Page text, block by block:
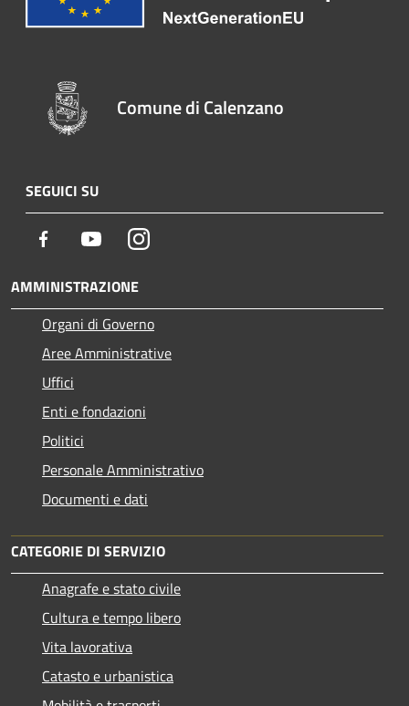
Comune di Calenzano
SEGUICI SU
Facebook YoutubeInstagram
AMMINISTRAZIONE
Organi di Governo
Aree Amministrative
Uffici
Enti e fondazioni
Politici
Personale Amministrativo
Documenti e dati
CATEGORIE DI SERVIZIO
Anagrafe e stato civile
Cultura e tempo libero
Vita lavorativa
Catasto e urbanistica